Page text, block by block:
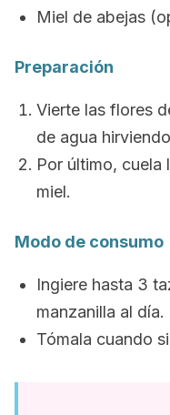
Miel de abejas
Preparación
Vierte las flores
de agua
Por último, cuela
miel.
Modo de consumo
Ingiere hasta 3
manzanilla al día.
Tómala cuando